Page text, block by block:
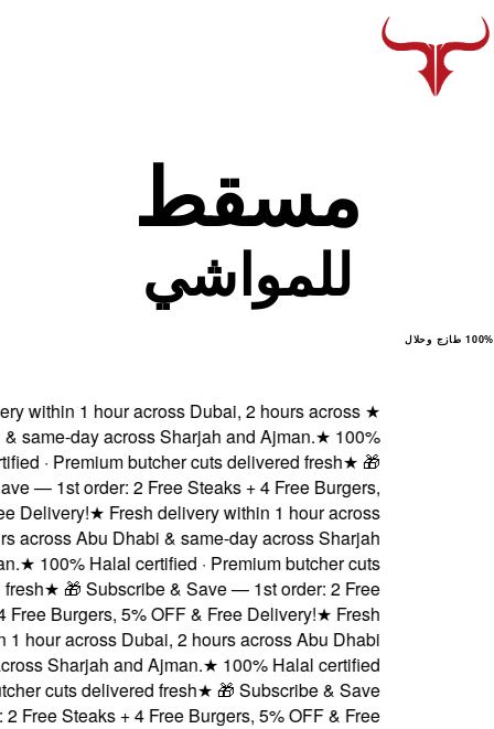
Fresh delivery within 1
Abu Dhabi & same-day
Halal certified ·
Subscribe & Save — 1st
5% OFF & Free Delivery!
Dubai, 2 hours across Abu
and Ajman.
delivered fresh
Steaks + 4 Free
delivery within 1 hour
& same-day across Sharjah
· Premium butcher cuts
— 1st order: 2 Free